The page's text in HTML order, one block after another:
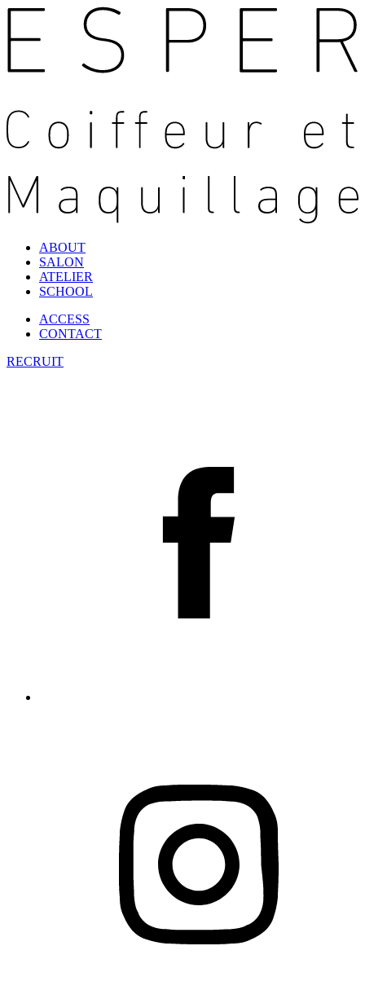
ABOUT
SALON
ATELIER
SCHOOL
ACCESS
CONTACT
RECRUIT